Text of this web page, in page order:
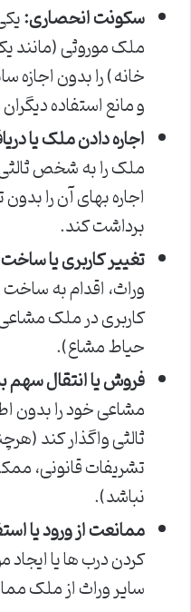
سکونت انحصاری:
ملک موروثی (مانند
خانه) را بدون اجازه
و مانع استفاده
اجاره دادن ملک یا
ملک را به شخص ثالثی
اجاره بهای آن را
برداشت کند.
تغییر کاربری یا
وراث، اقدام به
کاربری در ملک
حیاط مشاع).
فروش یا انتقال سهم
مشاعی خود را بدون
ثالثی واگذار کند
تشریفات قانونی،
نباشد).
ممانعت از ورود یا
کردن درب ها یا ایجاد
سایر وراث از ملک